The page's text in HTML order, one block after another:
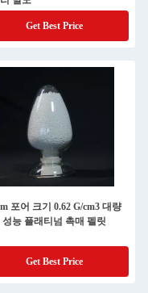
Get Best Price
포어 크기 0.62 G/cm3 대량
성능 플래티넘 촉매 펠릿
Get Best Price